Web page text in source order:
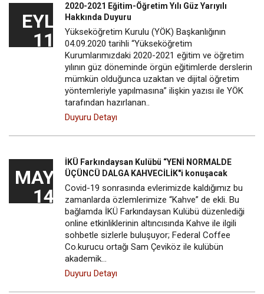
EYL
11
2020-2021 Eğitim-Öğretim Yılı Güz Yarıyılı
Hakkında Duyuru
Yükseköğretim Kurulu (YÖK) Başkanlığının
04.09.2020 tarihli “Yükseköğretim
Kurumlarımızdaki 2020-2021 eğitim ve öğretim
yılının güz döneminde örgün eğitimlerde derslerin
mümkün olduğunca uzaktan ve dijital öğretim
yöntemleriyle yapılmasına” ilişkin yazısı ile YÖK
tarafından hazırlanan..
Duyuru Detayı
MAY
14
İKÜ Farkındaysan Kulübü “YENİ NORMALDE
ÜÇÜNCÜ DALGA KAHVECİLİK"i konuşacak
Covid-19 sonrasında evlerimizde kaldığımız bu
zamanlarda özlemlerimize “Kahve” de ekli. Bu
bağlamda İKÜ Farkındaysan Kulübü düzenlediği
online etkinliklerinin altıncısında Kahve ile ilgili
sohbetle sizlerle buluşuyor; Federal Coffee
Co.kurucu ortağı Sam Çeviköz ile kulübün
akademik…
Duyuru Detayı